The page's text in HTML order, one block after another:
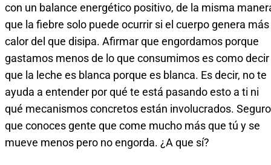
con un balance energético positivo, de la misma
que la fiebre solo puede ocurrir si el cuerpo genera más
calor del que disipa. Afirmar que engordamos porque
gastamos menos de lo que consumimos es como decir
que la leche es blanca porque es blanca. Es decir, no te
ayuda a entender por qué te está pasando esto a ti ni
qué mecanismos concretos están involucrados. Seguro
que conoces gente que come mucho más que tú y se
mueve menos pero no engorda. ¿A que sí?